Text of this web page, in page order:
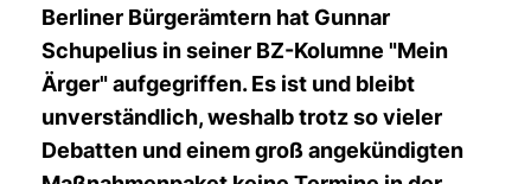
Berliner Bürgerämtern hat Gunnar
Schupelius in seiner BZ-Kolumne "Mein
Ärger" aufgegriffen. Es ist und bleibt
unverständlich, weshalb trotz so vieler
Debatten und einem groß angekündigten